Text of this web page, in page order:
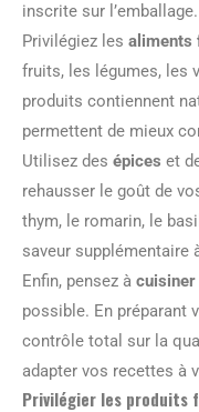
inscrite sur l’emballage.
Privilégiez les aliments
fruits, les légumes, les
produits contiennent
permettent de mieux
Utilisez des épices et
rehausser le goût de
thym, le romarin, le
saveur supplémentaire
Enfin, pensez à
possible. En préparant
contrôle total sur la
adapter vos recettes à
Privilégier les produits